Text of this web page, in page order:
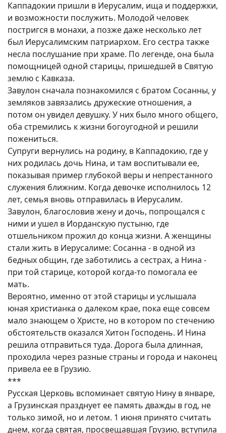
Каппадокии пришли в Иерусалим, ища и поддержки,
и возможности послужить. Молодой человек
постригся в монахи, а позже даже несколько лет
был Иерусалимским патриархом. Его сестра также
несла послушание при храме. По легенде, она была
помощницей одной старицы, пришедшей в Святую
землю с Кавказа.
Завулон сначала познакомился с братом Сосанны, у
земляков завязались дружеские отношения, а
потом он увидел девушку. У них было много общего,
оба стремились к жизни богоугодной и решили
пожениться.
Супруги вернулись на родину, в Каппадокию, где у
них родилась дочь Нина, и там воспитывали ее,
показывая пример глубокой веры и непрестанного
служения ближним. Когда девочке исполнилось 12
лет, семья вновь отправилась в Иерусалим.
Завулон, благословив жену и дочь, попрощался с
ними и ушел в Иорданскую пустыню, где
отшельником прожил до конца жизни. А женщины
стали жить в Иерусалиме: Сосанна - в одной из
бедных общин, где заботились а сестрах, а Нина -
при той старице, которой когда-то помогала ее
мать.
Вероятно, именно от этой старицы и услышала
юная христианка о далеком крае, пока еще совсем
мало знающем о Христе, но в котором по стечению
обстоятельств оказался Хитон Господень. И Нина
решила отправиться туда. Дорога была длинная,
проходила через разные страны и города и наконец
привела ее в Грузию.
***
Русская Церковь вспоминает святую Нину в январе,
а Грузинская празднует ее память дважды в год, не
только зимой, но и летом. 1 июня принято считать
днем, когда святая, просвещавшая Грузию, вступила